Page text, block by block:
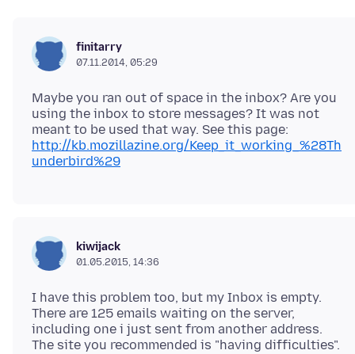
finitarry
07.11.2014, 05:29
Maybe you ran out of space in the inbox? Are you
using the inbox to store messages? It was not
http://kb.mozillazine.org/Keep_it_working_%28Th
underbird%29
kiwijack
01.05.2015, 14:36
I have this problem too, but my Inbox is empty.
There are 125 emails waiting on the server,
including one i just sent from another address.